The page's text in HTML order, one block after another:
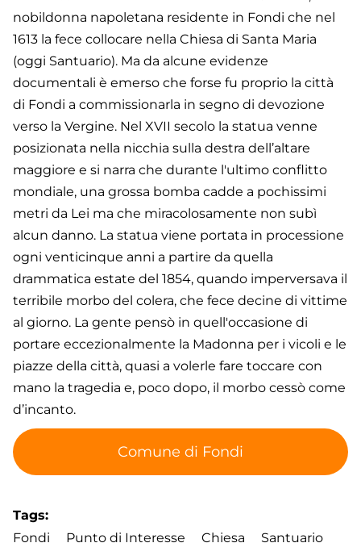
nobildonna napoletana residente in Fondi che nel
1613 la fece collocare nella Chiesa di Santa Maria
(oggi Santuario). Ma da alcune evidenze
documentali è emerso che forse fu proprio la città
di Fondi a commissionarla in segno di devozione
verso la Vergine. Nel XVII secolo la statua venne
posizionata nella nicchia sulla destra dell’altare
maggiore e si narra che durante l'ultimo conflitto
mondiale, una grossa bomba cadde a pochissimi
metri da Lei ma che miracolosamente non subì
alcun danno. La statua viene portata in processione
ogni venticinque anni a partire da quella
drammatica estate del 1854, quando imperversava il
terribile morbo del colera, che fece decine di vittime
al giorno. La gente pensò in quell'occasione di
portare eccezionalmente la Madonna per i vicoli e le
piazze della città, quasi a volerle fare toccare con
mano la tragedia e, poco dopo, il morbo cessò come
d’incanto.
Comune di Fondi
Tags
Fondi
Punto di Interesse Chiesa
Santuario